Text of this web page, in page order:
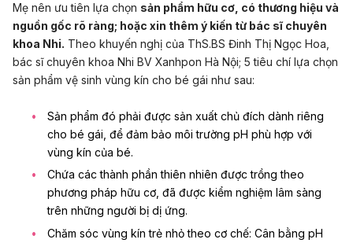
Mẹ nên ưu tiên lựa chọn sản phẩm hữu cơ, có thương hiệu và
nguồn gốc rõ ràng; hoặc xin thêm ý kiến từ bác sĩ chuyên
khoa Nhi. Theo khuyến nghị của ThS.BS Đinh Thị Ngọc Hoa,
bác sĩ chuyên khoa Nhi BV Xanhpon Hà Nội; 5 tiêu chí lựa chọn
sản phẩm vệ sinh vùng kín cho bé gái như sau:
Sản phẩm đó phải được sản xuất chủ đích dành riêng
cho bé gái, để đảm bảo môi trường pH phù hợp với
vùng kín của bé.
Chứa các thành phần thiên nhiên được trồng theo
phương pháp hữu cơ, đã được kiểm nghiệm lâm sàng
trên những người bị dị ứng.
Chăm sóc vùng kín trẻ nhỏ theo cơ chế: Cân bằng pH